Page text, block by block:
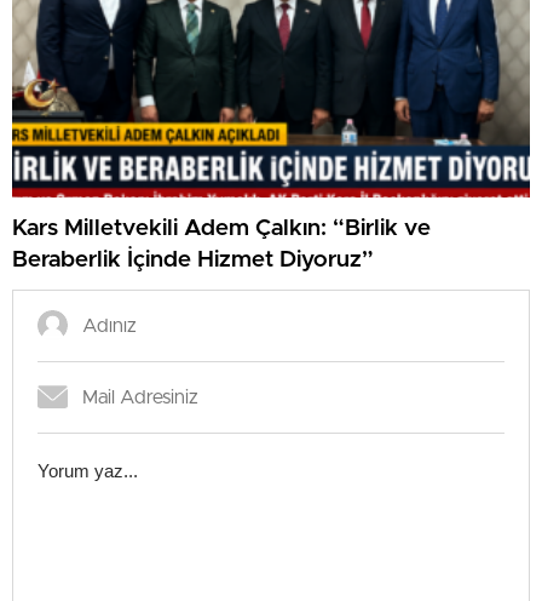
Kars Milletvekili Adem Çalkın: “Birlik ve
Beraberlik İçinde Hizmet Diyoruz”